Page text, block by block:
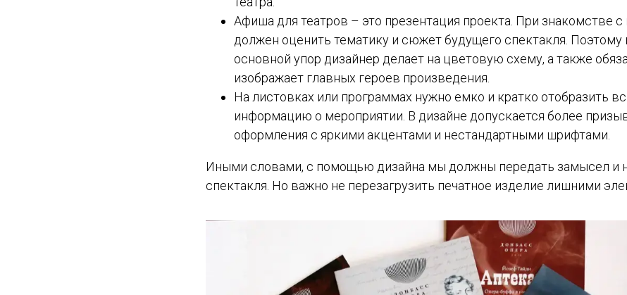
Афиша для театров – это презентация проекта. При знакомстве с
должен оценить тематику и сюжет будущего спектакля. Поэтому
основной упор дизайнер делает на цветовую схему, а также
изображает главных героев произведения.
На листовках или программах нужно емко и кратко отобразить
информацию о мероприятии. В дизайне допускается более
оформления с яркими акцентами и нестандартными шрифтами.
Иными словами, с помощью дизайна мы должны передать замысел и
спектакля. Но важно не перезагрузить печатное изделие лишними